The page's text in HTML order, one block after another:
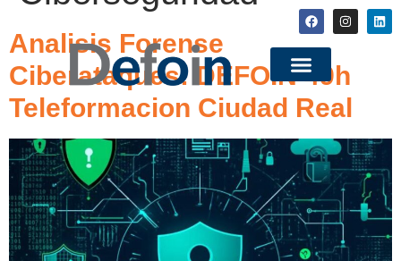
Analisis Forense
Ciberataques: DEFOIN 49h
Teleformacion Ciudad Real